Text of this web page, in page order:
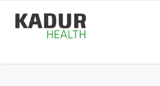
content